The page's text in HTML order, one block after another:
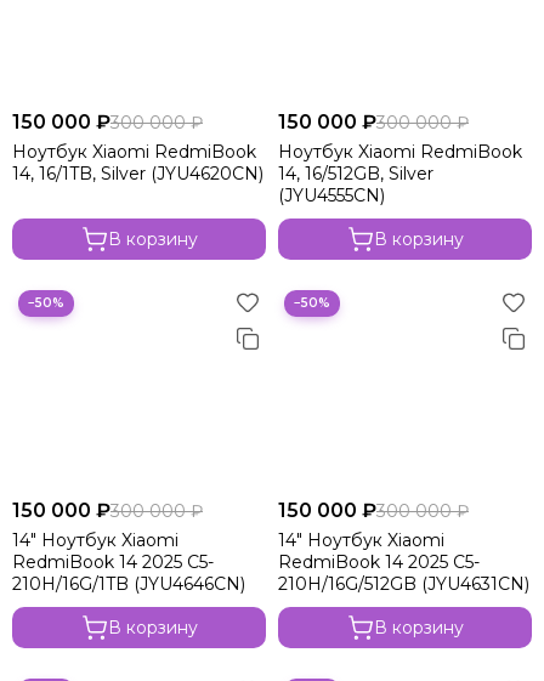
150 000 ₽300 000 ₽
Ноутбук Xiaomi RedmiBook
14, 16/1TB, Silver (JYU4620CN)
В корзину
150 000 ₽300 000 ₽
Ноутбук Xiaomi RedmiBook
14, 16/512GB, Silver
(JYU4555CN)
В корзину
−50%
150 000 ₽300 000 ₽
14" Ноутбук Xiaomi
RedmiBook 14 2025 C5-
210H/16G/1TB (JYU4646CN)
В корзину
−50%
150 000 ₽300 000 ₽
14" Ноутбук Xiaomi
RedmiBook 14 2025 C5-
210H/16G/512GB (JYU4631CN)
В корзину